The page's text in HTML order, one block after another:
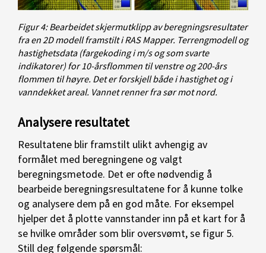
Figur 4: Bearbeidet skjermutklipp av beregningsresultater
fra en 2D modell framstilt i RAS Mapper. Terrengmodell og
hastighetsdata (fargekoding i m/s og som svarte
indikatorer) for 10-årsflommen til venstre og 200-års
flommen til høyre. Det er forskjell både i hastighet og i
vanndekket areal. Vannet renner fra sør mot nord.
Analysere resultatet
Resultatene blir framstilt ulikt avhengig av
formålet med beregningene og valgt
beregningsmetode. Det er ofte nødvendig å
bearbeide beregningsresultatene for å kunne tolke
og analysere dem på en god måte. For eksempel
hjelper det å plotte vannstander inn på et kart for å
se hvilke områder som blir oversvømt, se figur 5.
Still deg følgende spørsmål: